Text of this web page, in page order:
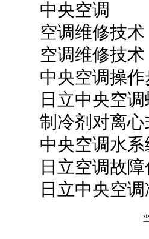
中央空调
空调维修技术
空调维修技术
中央空调操作
日立中央空
制冷剂对离
中央空调水
日立空调故
日立中央空